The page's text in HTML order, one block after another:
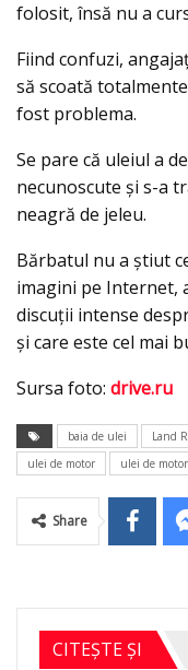
folosit, însă nu a
Fiind confuzi,
să scoată
fost problema.
Se pare că uleiul a
necunoscute şi s-a
neagră de jeleu.
Bărbatul nu a ştiut
imagini pe Internet,
discuţii intense
şi care este cel mai
Sursa foto: drive.ru
baia de ulei Land
ulei de motor
ulei de
Share
CITEȘTE ȘI